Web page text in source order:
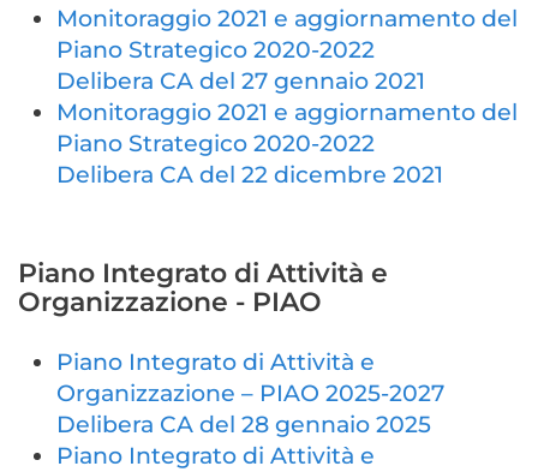
Monitoraggio 2021 e aggiornamento del
Piano Strategico 2020-2022
Delibera CA del 27 gennaio 2021
Monitoraggio 2021 e aggiornamento del
Piano Strategico 2020-2022
Delibera CA del 22 dicembre 2021
Piano Integrato di Attività e
Organizzazione - PIAO
Piano Integrato di Attività e
Organizzazione – PIAO 2025-2027
Delibera CA del 28 gennaio 2025
Piano Integrato di Attività e